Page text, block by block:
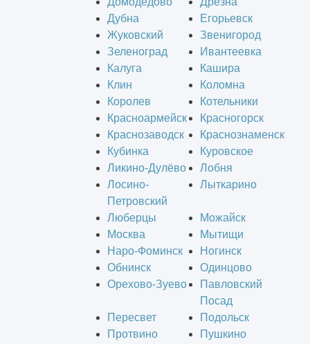
Дубна
Егорьевск
Жуковский
Звенигород
Зеленоград
Ивантеевка
Калуга
Кашира
Клин
Коломна
Королев
Котельники
Красноармейск
Красногорск
Краснозаводск
Краснознаменск
Кубинка
Куровское
Ликино-Дулёво
Лобня
Лосино-
Петровский
Лыткарино
Люберцы
Можайск
Москва
Мытищи
Наро-Фоминск
Ногинск
Обнинск
Одинцово
Орехово-Зуево
Павловский
Посад
Пересвет
Подольск
Протвино
Пушкино